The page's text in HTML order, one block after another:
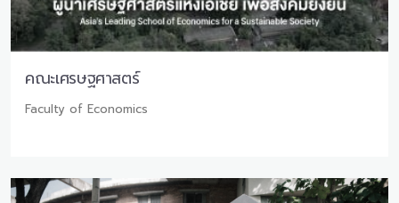
คณะเศรษฐศาสตร์
Faculty of Economics